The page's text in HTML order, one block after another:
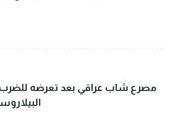
مصرع شاب عراقي بعد تعرضه للضرب